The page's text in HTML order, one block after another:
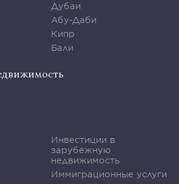
Дубаи
Абу-Даби
Кипр
Бали
Инвестиции в
зарубежную
недвижимость
Иммиграционные услуги